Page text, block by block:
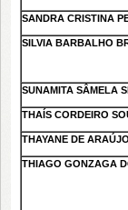
SANDRA CRISTINA
SILVIA BARBALHO
SUNAMITA SÂMELA
THAÍS CORDEIRO
THAYANE DE
THIAGO GONZAGA